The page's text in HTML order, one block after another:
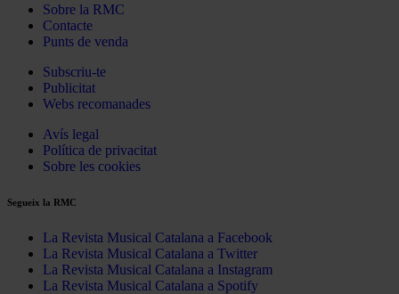
Sobre la RMC
Contacte
Punts de venda
Subscriu-te
Publicitat
Webs recomanades
Avís legal
Política de privacitat
Sobre les cookies
Segueix la RMC
La Revista Musical Catalana a Facebook
La Revista Musical Catalana a Twitter
La Revista Musical Catalana a Instagram
La Revista Musical Catalana a Spotify